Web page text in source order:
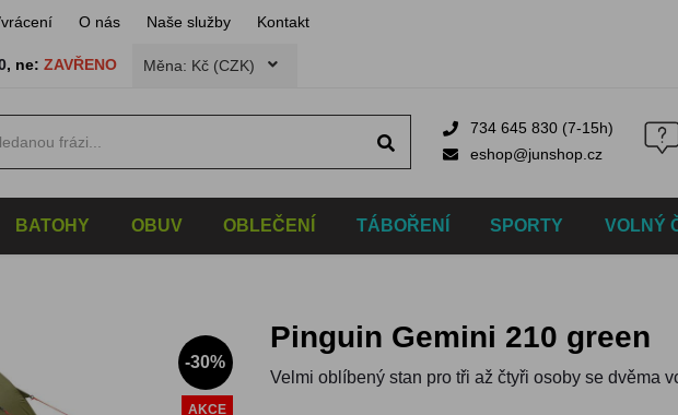
O nás Naše služby Kontakt
, ne: ZAVŘENO Měna: Kč (CZK)
734 645 830 (7-15h)
eshop@junshop.cz
BATOHY OBUV OBLEČENÍ TÁBOŘENÍ SPORTY VOLNÝ
-30%
AKCE
Pinguin Gemini 210 green
Velmi oblíbený stan pro tři až čtyři osoby se dvěma